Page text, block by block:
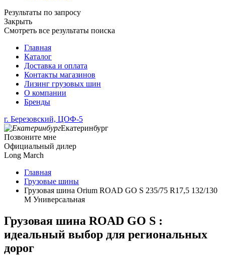
Результаты по запросу
Закрыть
Смотреть все результаты поиска
Главная
Каталог
Доставка и оплата
Контакты магазинов
Лизинг грузовых шин
О компании
Бренды
г. Березовский, ЦОФ-5
Екатеринбург
Позвоните мне
Официальный дилер
Long March
Главная
Грузовые шины
Грузовая шина Orium ROAD GO S 235/75 R17,5 132/130
M Универсальная
Грузовая шина ROAD GO S :
идеальный выбор для региональных
дорог